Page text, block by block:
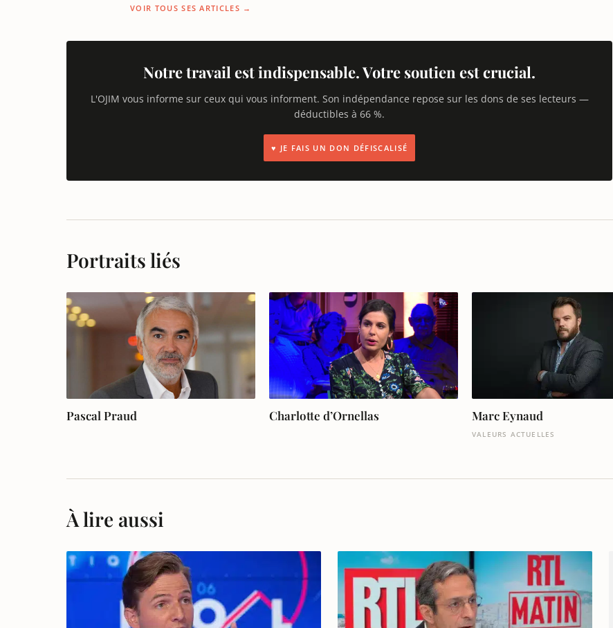
VOIR TOUS SES ARTICLES →
Notre travail est indispensable. Votre soutien est crucial.
L'OJIM vous informe sur ceux qui vous informent. Son indépendance repose sur les dons de ses lecteurs —
déductibles à 66 %.
♥ JE FAIS UN DON DÉFISCALISÉ
Portraits liés
Pascal Praud Charlotte d’Ornellas Marc Eynaud
VALEURS ACTUELLES
À lire aussi